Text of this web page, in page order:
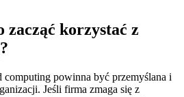
korzystać z
powinna być przemyślana i
Jeśli firma zmaga się z